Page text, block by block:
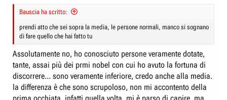
Bauscia ha scritto:
prendi atto che sei sopra la media, le persone normali, manco si sognano
di fare quello che hai fatto tu
Assolutamente no, ho conosciuto persone veramente dotate,
tante, assai più dei prmi nobel con cui ho avuto la fortuna di
discorrere... sono veramente inferiore, credo anche alla media.
la differenza è che sono scrupoloso, non mi accontento della